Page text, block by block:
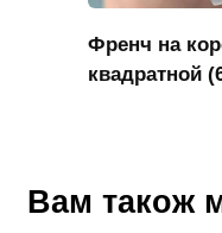
Френч на
квадратной
Вам також